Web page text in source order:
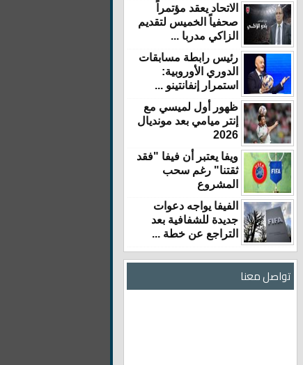
الاتحاد يعقد مؤتمراً
صحفياً الخميس لتقديم
الزاكي مدربا ...
رئيس رابطة مسابقات
الدوري الأوروبية:
استمرار إنفانتينو ...
ظهور أول لميسي مع
إنتر ميامي بعد مونديال
2026
ويفا يعتبر أن فيفا "فقد
ثقتنا" رغم سحب
المشروع
الفيفا يواجه دعوات
جديدة للشفافية بعد
التراجع عن خطة ...
تواصل معنا